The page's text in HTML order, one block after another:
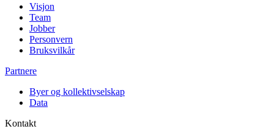
Visjon
Team
Jobber
Personvern
Bruksvilkår
Partnere
Byer og kollektivselskap
Data
Kontakt